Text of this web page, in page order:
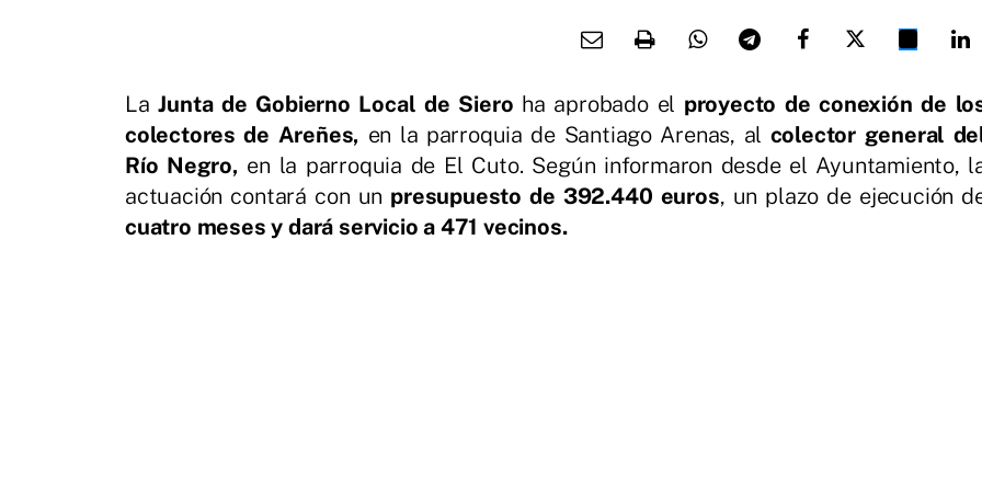
LaJunta de Gobierno Local de Siero ha aprobado el proyecto de conexión de
colectores de Areñes, en la parroquia de Santiago Arenas, al colector general
Río Negro, en la parroquia de El Cuto. Según informaron desde el Ayuntamiento,
actuación contará con un presupuesto de 392.440 euros, un plazo de ejecución
cuatro meses y dará servicio a 471 vecinos.